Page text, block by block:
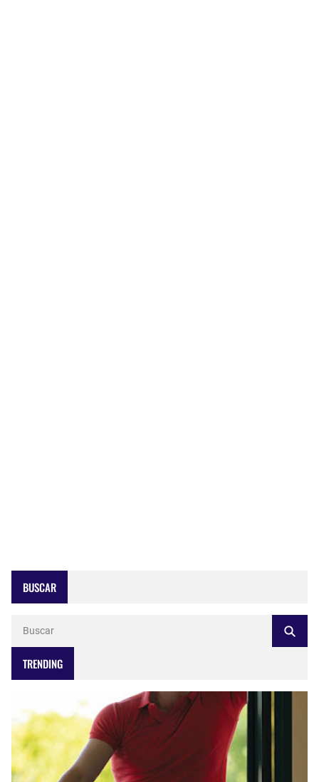
BUSCAR
TRENDING